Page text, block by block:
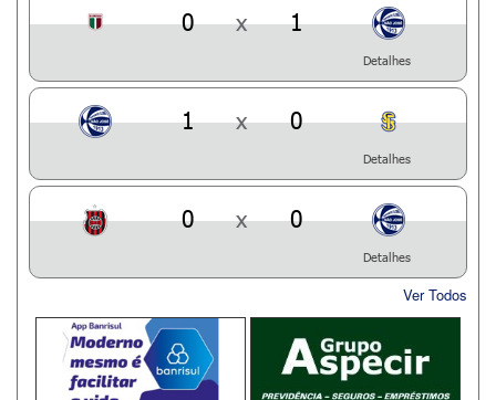
0 x 1
Detalhes
1 x 0
Detalhes
0 x 0
Detalhes
Ver Todos